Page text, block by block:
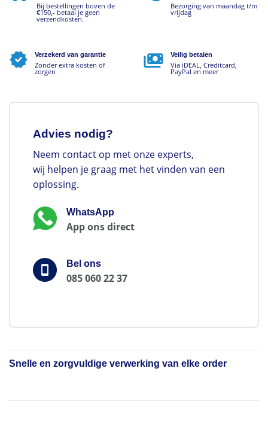
Bij bestellingen boven de
€150,- betaal je geen
verzendkosten.
Bezorging van maandag t/m
vrijdag
Verzekerd van garantie
Zonder extra kosten of
zorgen
Veilig betalen
Via iDEAL, Creditcard,
PayPal en meer
Advies nodig?
Neem contact op met onze experts,
wij helpen je graag met het vinden van een
oplossing.
WhatsApp
App ons direct
Bel ons
085 060 22 37
Snelle en zorgvuldige verwerking van elke order